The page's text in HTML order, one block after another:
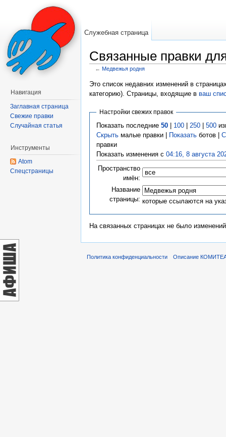
Связанные правки
← Медвежья родня
Это список недавних изменений в
категорию). Страницы, входящие в ваш
Настройки свежих правок
Показать последние 50| 100| 250| 500
Скрытьмалые правки | Показатьботов |
правки
Показать изменения с 04:16, 8 августа
Пространство
имён:
Название
страницы: которые ссылаются на
На связанных страницах не было
Служебная страница
Навигация
Заглавная страница
Свежие правки
Случайная статья
Инструменты
Atom
Спецстраницы
Политика конфиденциальности Описание